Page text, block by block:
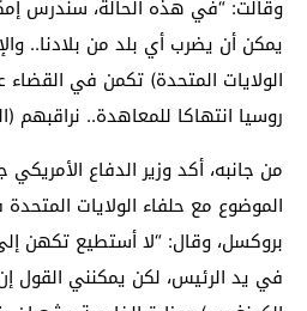
وقالت: “في هذه الحالة، سندرس
يمكن أن يضرب أي بلد من بلادنا..
الولايات المتحدة) تكمن في
روسيا انتهاكا للمعاهدة.. نراقبهم
من جانبه، أكد وزير الدفاع
الموضوع مع حلفاء الولايات
بروكسل، وقال: “لا أستطيع تكهن
في يد الرئيس، لكن يمكنني القول